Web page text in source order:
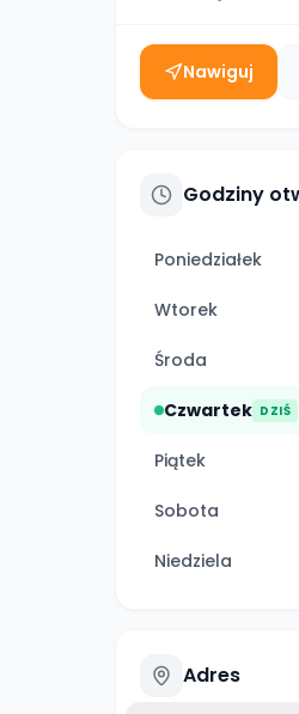
Nawiguj
Godziny
Poniedziałek
Wtorek
Środa
Czwartek DZIŚ
Piątek
Sobota
Niedziela
Adres